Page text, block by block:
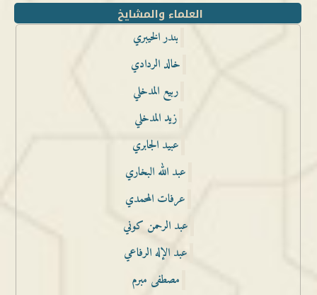
العلماء والمشايخ
بندر الخيبري
خالد الردادي
ربيع المدخلي
زيد المدخلي
عبيد الجابري
عبد الله البخاري
عرفات المحمدي
عبد الرحمن كوني
عبد الإله الرفاعي
مصطفى مبرم